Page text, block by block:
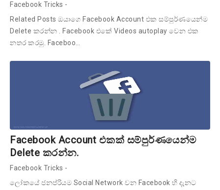
Facebook Tricks -
Related Posts ඔයාගෙ Facebook Account එක සම්පුර්ණයෙන්ම
Delete කරන්න . Facebook එකේ Videos autoplay වෙන එක
නතර කරමු. Faceboo…
Facebook Account එකක් සම්පුර්ණයෙන්ම
Delete කරන්න.
Facebook Tricks -
ලෝකයේ ජනප්රියම Social Network වන Facebook හි දැනට